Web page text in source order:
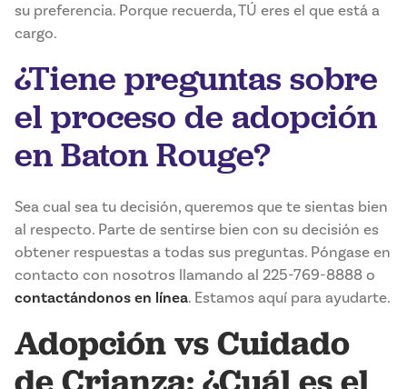
su preferencia. Porque recuerda, TÚ eres el que está a
cargo.
¿Tiene preguntas sobre
el proceso de adopción
en Baton Rouge?
Sea cual sea tu decisión, queremos que te sientas bien
al respecto. Parte de sentirse bien con su decisión es
obtener respuestas a todas sus preguntas. Póngase en
contacto con nosotros llamando al 225-769-8888 o
contactándonos en línea. Estamos aquí para ayudarte.
Adopción vs Cuidado